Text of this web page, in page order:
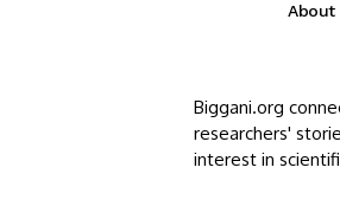
About
Biggani.org
researchers'
interest in